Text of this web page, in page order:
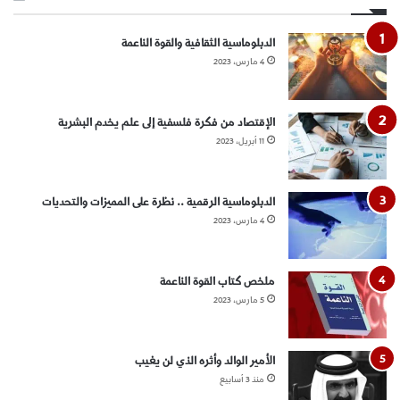
المساعدات الإغاثية للمتضررين في السودان، وقد وصلت أولى
الطائرات القطرية إلى مطار بورتسودان السوداني.
شمل الجسر الجوي مستشفى ميداني، ومساعدات تنموية وغذائية
وطبية، مقدمة من صندوق قطر للتنمية، وقطر الخيرية، والهلال
الأحمر القطري.
وتتواصل الاشتباكات بين طرفي الصراع الجيش بقيادة رئيس
مجلس السيادة الانتقالي اللواء عبد الفتاح البرهان، وقوات “الدعم
السريع” بقيادة نائب رئيس المجلس محمد حمدان دقلو “حميدتي”،
رغم مناشدات دولية وإقليمية لفرض هدنة ووقف العنف.
ويلاحظ تركيز قطر حالياً على الجانب الإغاثي والإنساني في الأزمة
السودانية، وفسحها المجال للدبلوماسية السعودية النشطة حاليا
مع الأطراف السودانية، والتي تسعى لإنهاء الأعمال القتالية
واستعادة السلام في السودان.
الدبلوماسية الثقافية والقوة الناعمة
4 مارس، 2023
الإقتصاد من فكرة فلسفية إلى علم يخدم البشرية
11 أبريل، 2023
الدبلوماسية الرقمية .. نظرة على المميزات والتحديات
4 مارس، 2023
ملخص كتاب القوة الناعمة
5 مارس، 2023
الأمير الوالد وأثره الذي لن يغيب
منذ 3 أسابيع